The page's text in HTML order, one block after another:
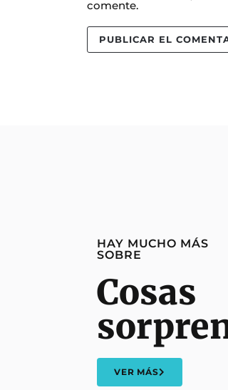
comente.
HAY MUCHO MÁS
SOBRE
Cosas
VER MÁS